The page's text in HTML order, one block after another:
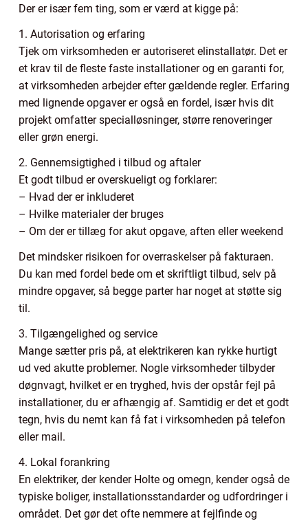
Der er især fem ting, som er værd at kigge på:
1. Autorisation og erfaring
Tjek om virksomheden er autoriseret elinstallatør. Det er
et krav til de fleste faste installationer og en garanti for,
at virksomheden arbejder efter gældende regler. Erfaring
med lignende opgaver er også en fordel, især hvis dit
projekt omfatter specialløsninger, større renoveringer
eller grøn energi.
2. Gennemsigtighed i tilbud og aftaler
Et godt tilbud er overskueligt og forklarer:
– Hvad der er inkluderet
– Hvilke materialer der bruges
– Om der er tillæg for akut opgave, aften eller weekend
Det mindsker risikoen for overraskelser på fakturaen.
Du kan med fordel bede om et skriftligt tilbud, selv på
mindre opgaver, så begge parter har noget at støtte sig
til.
3. Tilgængelighed og service
Mange sætter pris på, at elektrikeren kan rykke hurtigt
ud ved akutte problemer. Nogle virksomheder tilbyder
døgnvagt, hvilket er en tryghed, hvis der opstår fejl på
installationer, du er afhængig af. Samtidig er det et godt
tegn, hvis du nemt kan få fat i virksomheden på telefon
eller mail.
4. Lokal forankring
En elektriker, der kender Holte og omegn, kender også de
typiske boliger, installationsstandarder og udfordringer i
området. Det gør det ofte nemmere at fejlfinde og